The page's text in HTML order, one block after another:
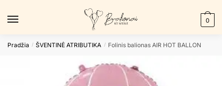
0
Pradžia / ŠVENTINĖ ATRIBUTIKA / Folinis balionas AIR HOT BALLON